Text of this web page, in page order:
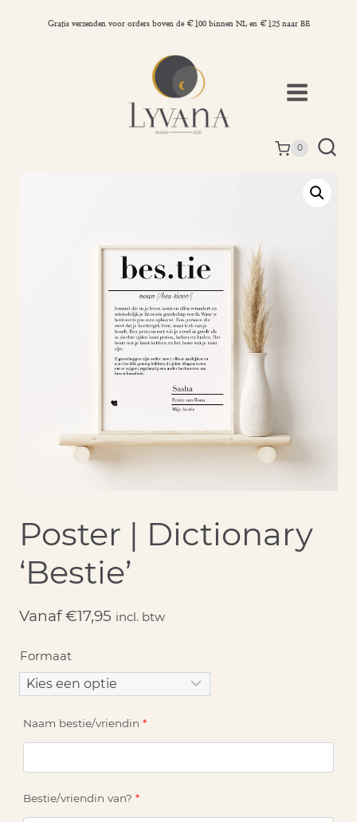
Gratis verzenden voor orders boven de €100 binnen NL en €125 naar BE
0
Poster | Dictionary
‘Bestie’
Vanaf €17,95 incl. btw
Formaat
Naam bestie/vriendin *
Bestie/vriendin van? *